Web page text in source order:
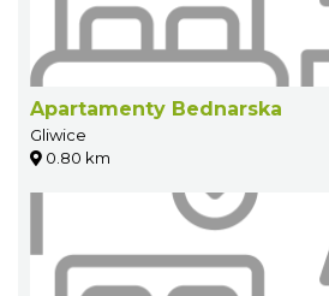
Apartamenty Bednarska
Gliwice
0.80 km